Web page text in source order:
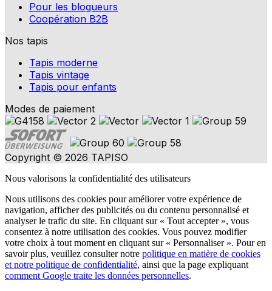
Pour les blogueurs
Coopération B2B
Nos tapis
Tapis moderne
Tapis vintage
Tapis pour enfants
Modes de paiement
Copyright © 2026 TAPISO
Nous valorisons la confidentialité des utilisateurs
Nous utilisons des cookies pour améliorer votre expérience de
navigation, afficher des publicités ou du contenu personnalisé et
analyser le trafic du site. En cliquant sur « Tout accepter », vous
consentez à notre utilisation des cookies. Vous pouvez modifier
votre choix à tout moment en cliquant sur « Personnaliser ». Pour en
savoir plus, veuillez consulter notre politique en matière de cookies
et notre politique de confidentialité, ainsi que la page expliquant
comment Google traite les données personnelles.